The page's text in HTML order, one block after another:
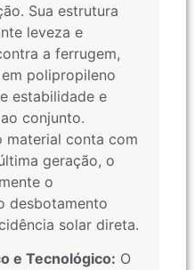
Sua estrutura
leveza e
a ferrugem,
polipropileno
estabilidade e
conjunto.
material conta com
geração, o
o
desbotamento
solar direta.
e Tecnológico: O